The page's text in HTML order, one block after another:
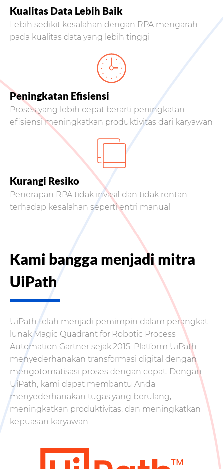
Kualitas Data Lebih Baik
Lebih sedikit kesalahan dengan RPA mengarah
pada kualitas data yang lebih tinggi
Peningkatan Efisiensi
Proses yang lebih cepat berarti peningkatan
efisiensi meningkatkan produktivitas dari karyawan
Kurangi Resiko
Penerapan RPA tidak invasif dan tidak rentan
terhadap kesalahan seperti entri manual
Kami bangga menjadi mitra
UiPath
UiPath telah menjadi pemimpin dalam perangkat
lunak Magic Quadrant for Robotic Process
Automation Gartner sejak 2015. Platform UiPath
menyederhanakan transformasi digital dengan
mengotomatisasi proses dengan cepat. Dengan
UiPath, kami dapat membantu Anda
menyederhanakan tugas yang berulang,
meningkatkan produktivitas, dan meningkatkan
kepuasan karyawan.